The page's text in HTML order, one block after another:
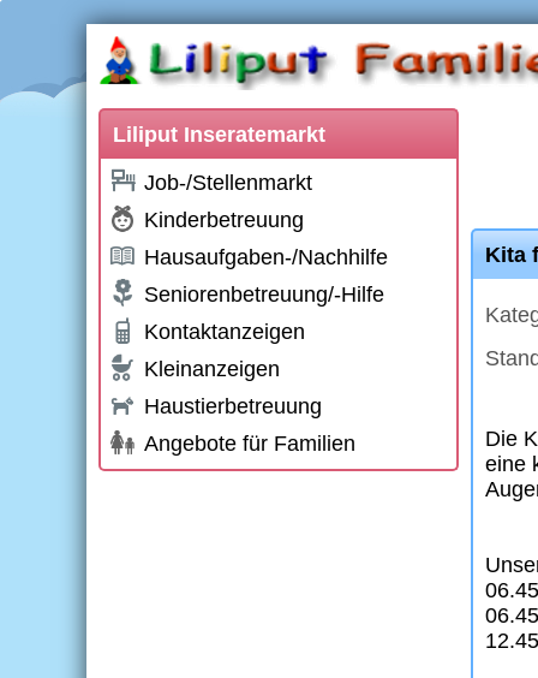
Liliput Inseratemarkt
Job-/Stellenmarkt
Kinderbetreuung
Hausaufgaben-/Nachhilfe
Seniorenbetreuung/-Hilfe
Kontaktanzeigen
Kleinanzeigen
Haustierbetreuung
Angebote für Familien
Kita
Die
eine